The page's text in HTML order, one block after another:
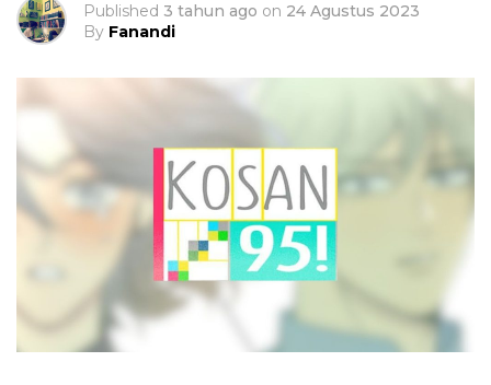
Published 3 tahun ago on 24 Agustus 2023
By Fanandi